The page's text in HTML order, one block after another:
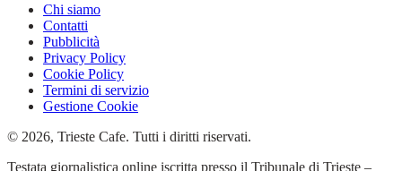
Chi siamo
Contatti
Pubblicità
Privacy Policy
Cookie Policy
Termini di servizio
Gestione Cookie
© 2026, Trieste Cafe. Tutti i diritti riservati.
Testata giornalistica online iscritta presso il Tribunale di Trieste –